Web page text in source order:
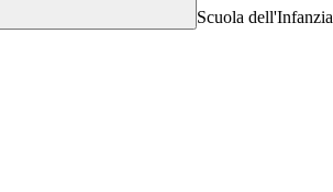
Scuola dell'Infanzia